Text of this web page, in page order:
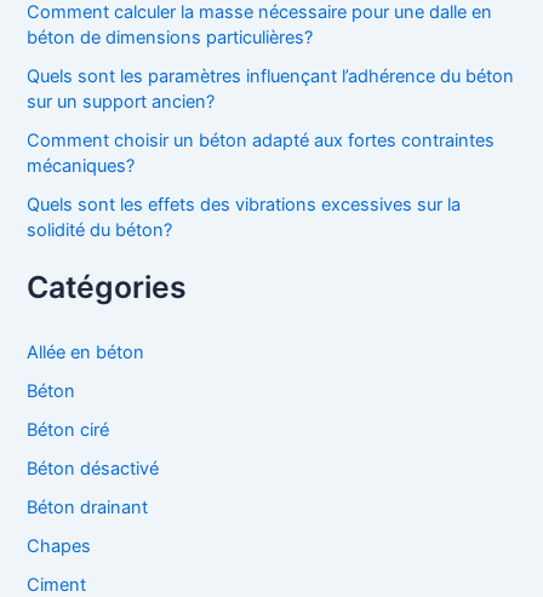
Comment calculer la masse nécessaire pour une dalle en
béton de dimensions particulières?
Quels sont les paramètres influençant l’adhérence du béton
sur un support ancien?
Comment choisir un béton adapté aux fortes contraintes
mécaniques?
Quels sont les effets des vibrations excessives sur la
solidité du béton?
Catégories
Allée en béton
Béton
Béton ciré
Béton désactivé
Béton drainant
Chapes
Ciment